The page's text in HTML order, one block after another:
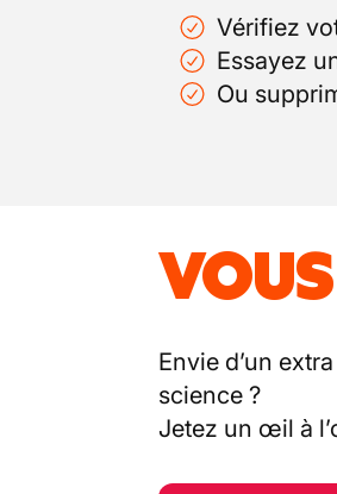
Vérifiez
Essayez
Ou
Envie d’un
science ?
Jetez un œil à